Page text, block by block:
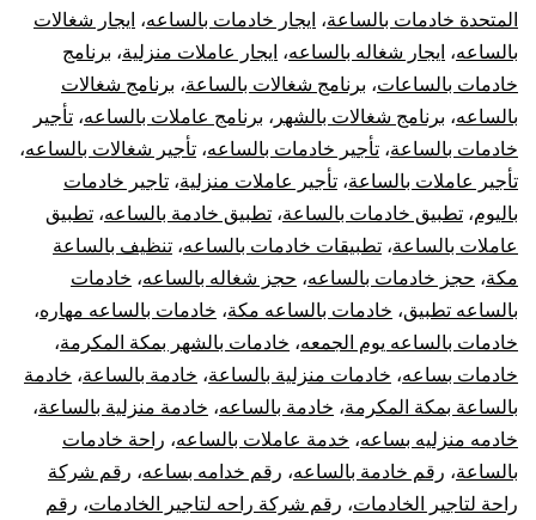
المتحدة خادمات بالساعة، ايجار خادمات بالساعه، ايجار شغالات
بالساعه، ايجار شغاله بالساعه، ايجار عاملات منزلية، برنامج
خادمات بالساعات، برنامج شغالات بالساعة، برنامج شغالات
بالساعه، برنامج شغالات بالشهر ، برنامج عاملات بالساعه، تأجير
خادمات بالساعة، تأجير خادمات بالساعه، تأجير شغالات بالساعه،
تأجير عاملات بالساعة، تأجير عاملات منزلية، تاجير خادمات
باليوم، تطبيق خادمات بالساعة، تطبيق خادمة بالساعه، تطبيق
عاملات بالساعة، تطبيقات خادمات بالساعه، تنظيف بالساعة
مكة، حجز خادمات بالساعه، حجز شغاله بالساعه، خادمات
بالساعه تطبيق، خادمات بالساعه مكة، خادمات بالساعه مهاره،
خادمات بالساعه يوم الجمعه، خادمات بالشهر بمكة المكرمة،
خادمات بساعه، خادمات منزلية بالساعة، خادمة بالساعة، خادمة
بالساعة بمكة المكرمة، خادمة بالساعه، خادمة منزلية بالساعة،
خادمه منزليه بساعه، خدمة عاملات بالساعه، راحة خادمات
بالساعة، رقم خادمة بالساعه، رقم خدامه بساعه، رقم شركة
راحة لتاجير الخادمات، رقم شركة راحه لتاجير الخادمات، رقم